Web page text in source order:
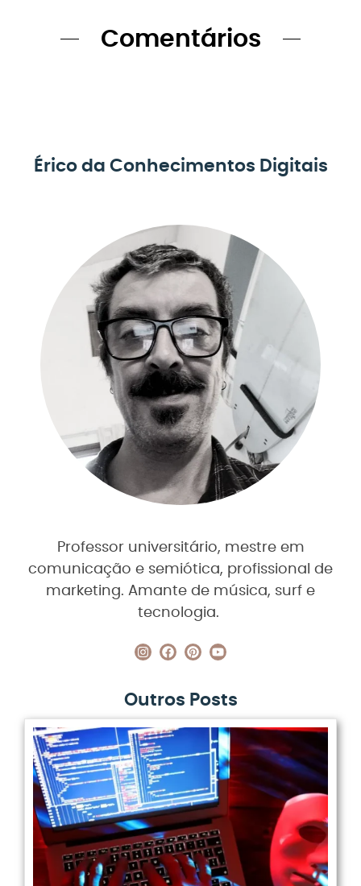
Comentários
Érico da Conhecimentos Digitais
Professor universitário, mestre em
comunicação e semiótica, profissional de
marketing. Amante de música, surf e
tecnologia.
Outros Posts